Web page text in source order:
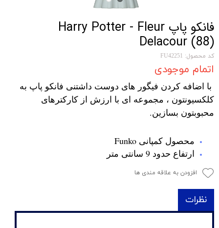
فانکو پاپ Harry Potter - Fleur
Delacour (88)
کد محصول: FU42251
اتمام موجودی
با اضافه کردن فیگور های دوست داشتنی فانکو پاپ به
کلکسیونتون ، مجموعه ای با ارزش از کارکترهای
محبوبتون بسازین.
محصول کمپانی Funko
ارتفاع حدود 9 سانتی متر
افزودن به علاقه مندی ها
نظرات